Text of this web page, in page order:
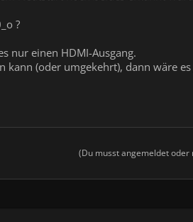
?
nur einen HDMI-Ausgang.
kann (oder umgekehrt), dann wäre
(Du musst angemeldet